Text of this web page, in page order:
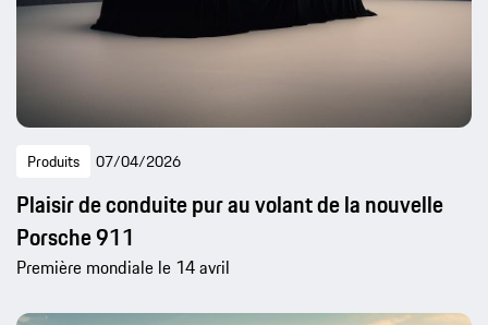
Produits 07/04/2026
Plaisir de conduite pur au volant de la nouvelle
Porsche 911
Première mondiale le 14 avril